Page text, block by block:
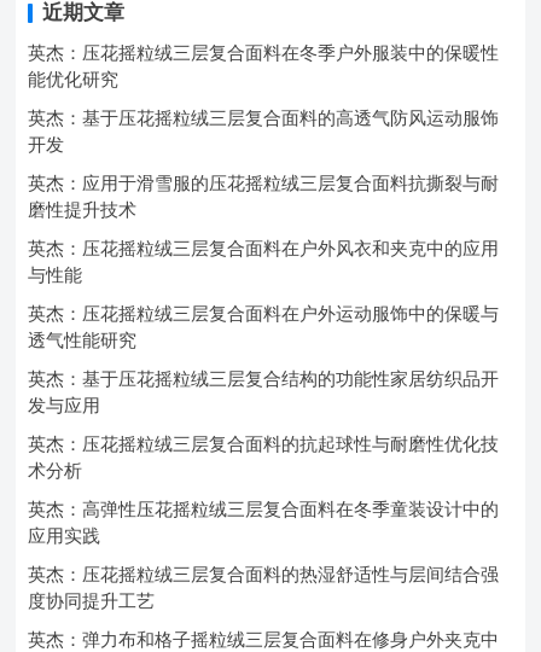
近期文章
英杰：压花摇粒绒三层复合面料在冬季户外服装中的保暖性
能优化研究
英杰：基于压花摇粒绒三层复合面料的高透气防风运动服饰
开发
英杰：应用于滑雪服的压花摇粒绒三层复合面料抗撕裂与耐
磨性提升技术
英杰：压花摇粒绒三层复合面料在户外风衣和夹克中的应用
与性能
英杰：压花摇粒绒三层复合面料在户外运动服饰中的保暖与
透气性能研究
英杰：基于压花摇粒绒三层复合结构的功能性家居纺织品开
发与应用
英杰：压花摇粒绒三层复合面料的抗起球性与耐磨性优化技
术分析
英杰：高弹性压花摇粒绒三层复合面料在冬季童装设计中的
应用实践
英杰：压花摇粒绒三层复合面料的热湿舒适性与层间结合强
度协同提升工艺
英杰：弹力布和格子摇粒绒三层复合面料在修身户外夹克中